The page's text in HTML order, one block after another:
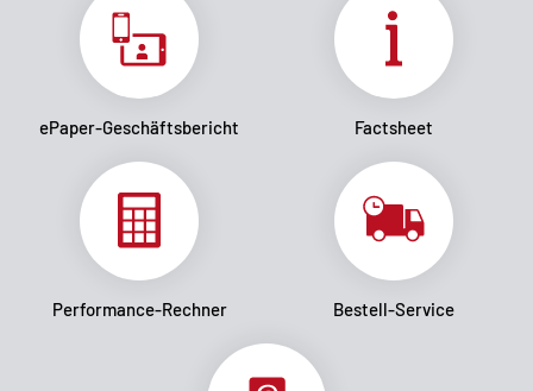
ePaper-Geschäftsbericht Factsheet
Performance-Rechner Bestell-Service